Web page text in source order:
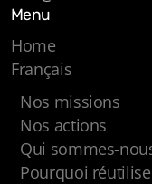
Menu
Home
Français
Nos missions
Nos actions
Qui sommes-
Pourquoi